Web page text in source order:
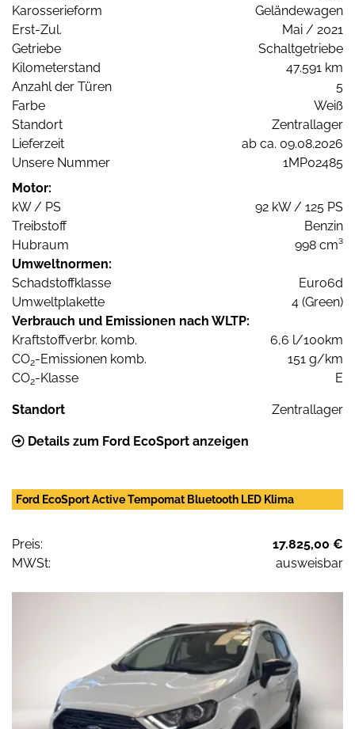
Karosserieform
Geländewagen
Erst-Zul.
Mai / 2021
Getriebe
Schaltgetriebe
Kilometerstand
47.591 km
Anzahl der Türen
5
Farbe
Weiß
Standort
Zentrallager
Lieferzeit
ab ca. 09.08.2026
Unsere Nummer
1MP02485
Motor:
kW / PS
92 kW / 125 PS
Treibstoff
Benzin
Hubraum
998 cm³
Umweltnormen:
Schadstoffklasse
Euro6d
Umweltplakette
4 (Green)
Verbrauch und Emissionen nach WLTP:
Kraftstoffverbr. komb.
6,6 l/100km
CO2-Emissionen komb.
151 g/km
CO2-Klasse E
Standort Zentrallager
Details zum Ford EcoSport anzeigen
Ford EcoSport Active Tempomat Bluetooth LED Klima
Preis:
17.825,00 €
MWSt:
ausweisbar